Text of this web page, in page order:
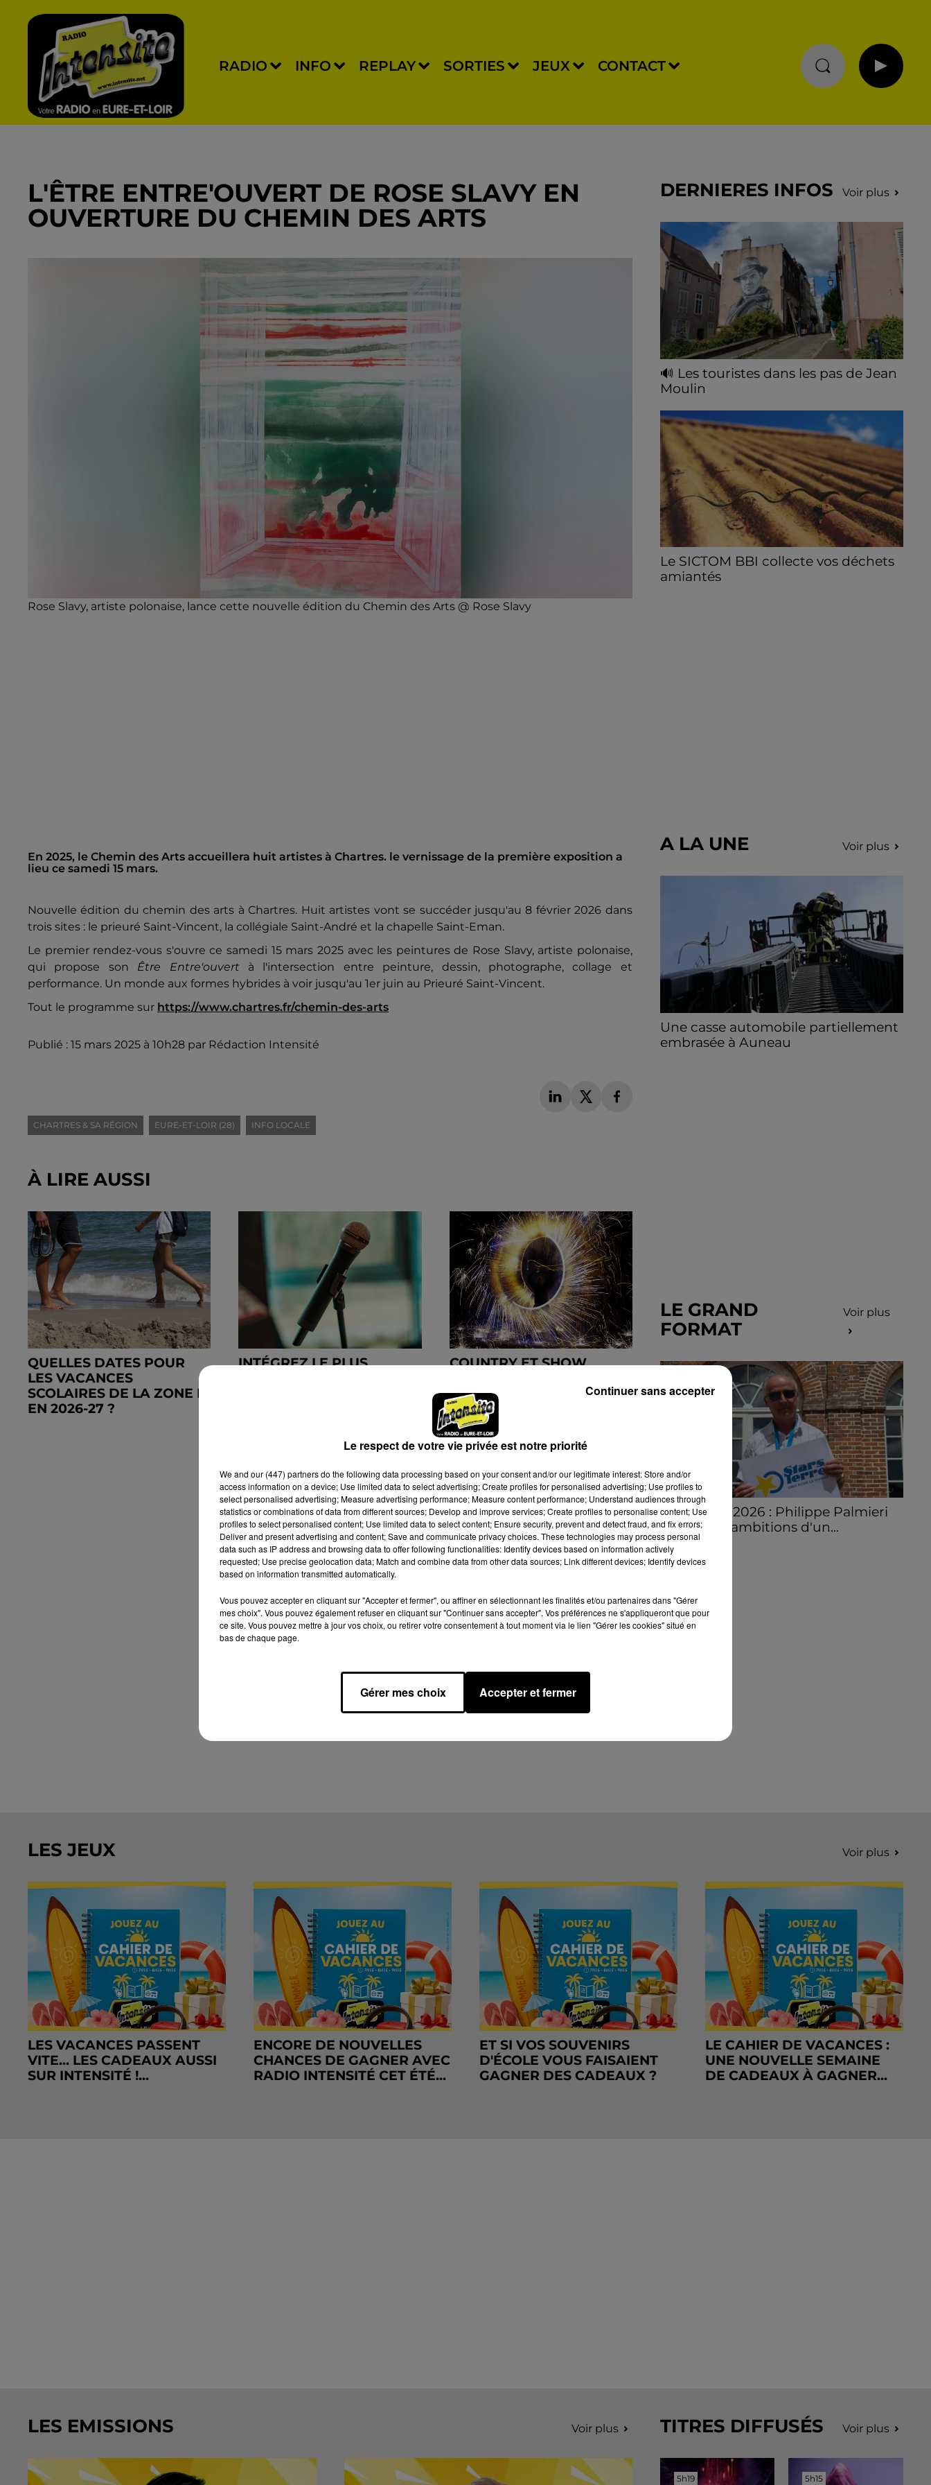
RADIO INFO REPLAY SORTIES JEUX CONTACT
L'ÊTRE ENTRE'OUVERT DE ROSE SLAVY EN
OUVERTURE DU CHEMIN DES ARTS
Rose Slavy, artiste polonaise, lance cette nouvelle édition du Chemin des Arts @ Rose Slavy
En 2025, le Chemin des Arts accueillera huit artistes à Chartres. le vernissage de la première exposition a
lieu ce samedi 15 mars.
Nouvelle édition du chemin des arts à Chartres. Huit artistes vont se succéder jusqu'au 8 février 2026 dans
trois sites : le prieuré Saint-Vincent, la collégiale Saint-André et la chapelle Saint-Eman.
Le premier rendez-vous s'ouvre ce samedi 15 mars 2025 avec les peintures de Rose Slavy, artiste polonaise,
qui propose son Être Entre'ouvert à l'intersection entre peinture, dessin, photographe, collage et
performance. Un monde aux formes hybrides à voir jusqu'au 1er juin au Prieuré Saint-Vincent.
Tout le programme sur https://www.chartres.fr/chemin-des-arts
Publié : 15 mars 2025 à 10h28 par Rédaction Intensité
CHARTRES & SA RÉGION EURE-ET-LOIR (28) INFO LOCALE
À LIRE AUSSI
QUELLES DATES POUR
LES VACANCES
SCOLAIRES DE LA ZONE B
EN 2026-27 ?
INTÉGREZ LE PLUS
COUNTRY ET SHOW
VERNOUILLET PLAGE
DERNIERES INFOS Voir plus
🔊 Les touristes dans les pas de Jean
Moulin
les sorties estivales de Chartres Tourisme.
Le SICTOM BBI collecte vos déchets
amiantés
A LA UNE Voir plus
Une casse automobile partiellement
embrasée à Auneau
LE GRAND
FORMAT
Voir plus
Stars'Terre 2026 : Philippe Palmieri
dévoile les ambitions d'un...
À quelques semaines de la première
édition de Stars'Terre, organisée du 18 au 20
LES JEUX Voir plus
LES VACANCES PASSENT
VITE... LES CADEAUX AUSSI
SUR INTENSITÉ !...
ENCORE DE NOUVELLES
CHANCES DE GAGNER AVEC
RADIO INTENSITÉ CET ÉTÉ...
ET SI VOS SOUVENIRS
D'ÉCOLE VOUS FAISAIENT
GAGNER DES CADEAUX ?
LE CAHIER DE VACANCES :
UNE NOUVELLE SEMAINE
DE CADEAUX À GAGNER...
LES EMISSIONS Voir plus TITRES DIFFUSÉS Voir plus
5h19
5h19 5h15
5h15
Le respect de votre vie privée est notre priorité
We and our (447) partnersdo the following data processing based on your consent and/or our legitimate interest: Store and/or
access information on a device; Use limited data to select advertising; Create profiles for personalised advertising; Use profiles to
select personalised advertising; Measure advertising performance; Measure content performance; Understand audiences through
statistics or combinations of data from different sources; Develop and improve services; Create profiles to personalise content; Use
profiles to select personalised content; Use limited data to select content; Ensure security, prevent and detect fraud, and fix errors;
Deliver and present advertising and content; Save and communicate privacy choices. These technologies may process personal
data such as IP address and browsing data to offer following functionalities: Identify devices based on information actively
requested; Use precise geolocation data; Match and combine data from other data sources; Link different devices; Identify devices
based on information transmitted automatically.
Vous pouvez accepter en cliquant sur "Accepter et fermer", ou affiner en sélectionnant les finalités et/ou partenaires dans "Gérer
mes choix". Vous pouvez également refuser en cliquant sur "Continuer sans accepter". Vos préférences ne s'appliqueront que pour
ce site. Vous pouvez mettre à jour vos choix, ou retirer votre consentement à tout moment via le lien "Gérer les cookies" situé en
bas de chaque page.
Gérer mes choix Accepter et fermer
Continuer sans accepter